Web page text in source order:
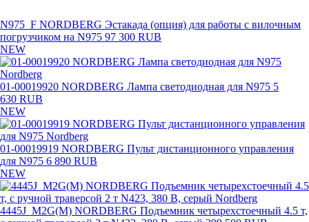
N975_F NORDBERG Эстакада (опция) для работы с вилочным
погрузчиком на N975 97 300 RUB
NEW
01-00019920 NORDBERG Лампа светодиодная для N975 5
630 RUB
NEW
01-00019919 NORDBERG Пульт дистанционного управления
для N975 6 890 RUB
NEW
4445J_M2G(M) NORDBERG Подъемник четырехстоечный 4.5 т,